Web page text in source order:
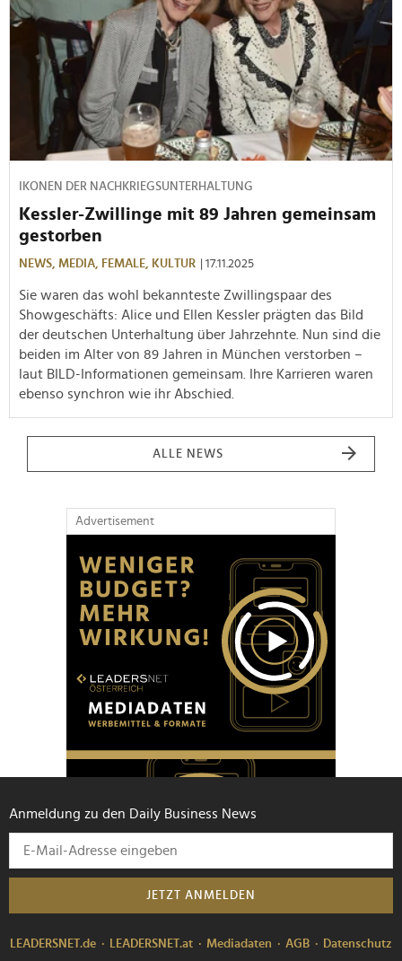
IKONEN DER NACHKRIEGSUNTERHALTUNG
Kessler-Zwillinge mit 89 Jahren gemeinsam
gestorben
NEWS, MEDIA, FEMALE, KULTUR | 17.11.2025
Sie waren das wohl bekannteste Zwillingspaar des
Showgeschäfts: Alice und Ellen Kessler prägten das Bild
der deutschen Unterhaltung über Jahrzehnte. Nun sind die
beiden im Alter von 89 Jahren in München verstorben –
laut BILD-Informationen gemeinsam. Ihre Karrieren waren
ebenso synchron wie ihr Abschied.
ALLE NEWS
Advertisement
Anmeldung zu den Daily Business News
JETZT ANMELDEN
LEADERSNET.de LEADERSNET.at Mediadaten AGB Datenschutz